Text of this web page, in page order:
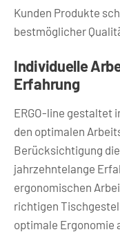
Kunden Produkte
bestmöglicher
Individuelle
Erfahrung
ERGO-line gestaltet
den optimalen
Berücksichtigung
jahrzehntelange
ergonomischen
richtigen
optimale Ergonomie